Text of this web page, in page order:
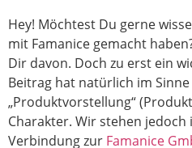
Hey! Möchtest Du gerne
mit Famanice gemacht
Dir davon. Doch zu erst ein
Beitrag hat natürlich im
„Produktvorstellung“
Charakter. Wir stehen
Verbindung zur Famanice